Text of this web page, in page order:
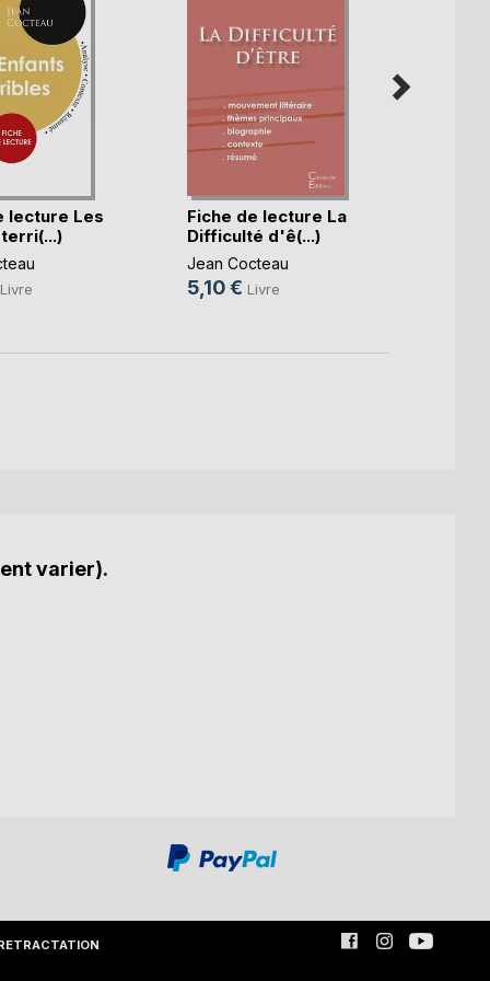
lecture Les
Livre
Fiche de lecture La
Difficulté d'ê(...)
Jean Cocteau
5,10 € Livre
varier).